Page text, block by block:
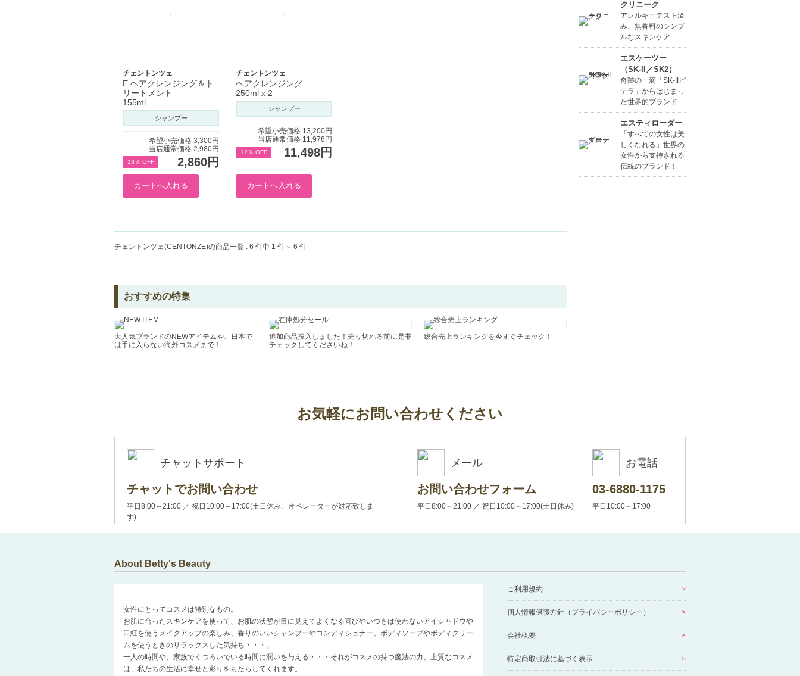
チェントンツェ
E ヘアクレンジング＆ト
リートメント
155ml
シャンプー
希望小売価格 3,300円
当店通常価格 2,980円
13％ OFF 2,860円
チェントンツェ
ヘアクレンジング
250ml x 2
シャンプー
希望小売価格 13,200円
当店通常価格 11,978円
12％ OFF 11,498円
チェントンツェ(CENTONZE)の商品一覧 : 6 件中 1 件～ 6 件
おすすめの特集
大人気ブランドのNEWアイテムや、日本で
は手に入らない海外コスメまで！
追加商品投入しました！売り切れる前に是非
チェックしてくださいね！
総合売上ランキングを今すぐチェック！
クリニーク
アレルギーテスト済
み、無香料のシンプ
ルなスキンケア
エスケーツー
（SK-II／SK2）
奇跡の一滴「SK-IIピ
テラ」からはじまっ
た世界的ブランド
エスティローダー
「すべての女性は美
しくなれる」世界の
女性から支持される
伝統のブランド！
お気軽にお問い合わせください
チャットサポート
チャットでお問い合わせ
平日8:00～21:00 ／ 祝日10:00～17:00(土日休み、オペレーターが対応致しま
す)
メール
お問い合わせフォーム
平日8:00～21:00 ／ 祝日10:00～17:00(土日休み)
お電話
03-6880-1175
平日10:00～17:00
About Betty's Beauty
女性にとってコスメは特別なもの。
お肌に合ったスキンケアを使って、お肌の状態が目に見えてよくなる喜びやいつもは使わないアイシャドウや
口紅を使うメイクアップの楽しみ、香りのいいシャンプーやコンディショナー、ボディソープやボディクリー
ムを使うときのリラックスした気持ち・・・。
一人の時間や、家族でくつろいでいる時間に潤いを与える・・・それがコスメの持つ魔法の力。上質なコスメ
は、私たちの生活に幸せと彩りをもたらしてくれます。
ご利用規約
個人情報保護方針（プライバシーポリシー）
会社概要
特定商取引法に基づく表示